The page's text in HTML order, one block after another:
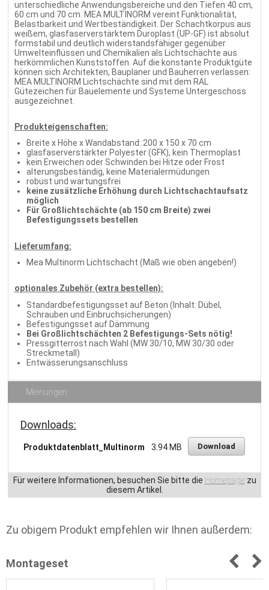
unterschiedliche Anwendungsbereiche und den Tiefen 40 cm,
60 cm und 70 cm. MEA MULTINORM vereint Funktionalität,
Belastbarkeit und Wertbeständigkeit. Der Schachtkorpus aus
weißem, glasfaserverstärktem Duroplast (UP-GF) ist absolut
formstabil und deutlich widerstandsfähiger gegenüber
Umwelteinflüssen und Chemikalien als Lichtschächte aus
herkömmlichen Kunststoffen. Auf die konstante Produktgüte
können sich Architekten, Bauplaner und Bauherren verlassen:
MEA MULTINORM Lichtschächte sind mit dem RAL
Gütezeichen für Bauelemente und Systeme Untergeschoss
ausgezeichnet.
Produkteigenschaften:
Breite x Höhe x Wandabstand: 200 x 150 x 70 cm
glasfaserverstärkter Polyester (GFK), kein Thermoplast
kein Erweichen oder Schwinden bei Hitze oder Frost
alterungsbeständig, keine Materialermüdungen
robust und wartungsfrei
keine zusätzliche Erhöhung durch Lichtschachtaufsatz
möglich
Für Großlichtschächte (ab 150 cm Breite) zwei
Befestigungssets bestellen
Lieferumfang:
Mea Multinorm Lichtschacht (Maß wie oben angeben!)
optionales Zubehör (extra bestellen):
Standardbefestigungsset auf Beton (Inhalt: Dübel,
Schrauben und Einbruchsicherungen)
Befestigungsset auf Dämmung
Bei Großlichtschächten 2 Befestigungs-Sets nötig!
Pressgitterrost nach Wahl (MW 30/10, MW 30/30 oder
Streckmetall)
Entwässerungsanschluss
Meinungen
Downloads:
Produktdatenblatt_Multinorm 3.94 MB Download
Für weitere Informationen, besuchen Sie bitte die Homepagezu
diesem Artikel.
Zu obigem Produkt empfehlen wir Ihnen außerdem:
Montageset